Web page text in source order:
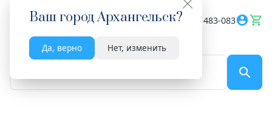
Ваш городАрхангельск?
Да, верно Нет, изменить
Весь сайт 8182 483-083